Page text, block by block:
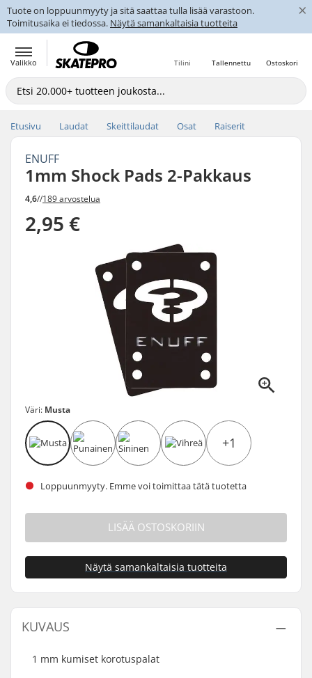
Tuote on loppuunmyyty ja sitä saattaa tulla lisää varastoon.
Toimitusaika ei tiedossa. Näytä samankaltaisia tuotteita
×
Valikko Ostoskori
Tallennettu
Tilini
Etusivu Laudat Skeittilaudat Osat Raiserit
ENUFF
1mm Shock Pads 2-Pakkaus
4,6//189 arvostelua
2,95 €
Väri: Musta
+1
Loppuunmyyty. Emme voi toimittaa tätä tuotetta
LISÄÄ OSTOSKORIIN
Näytä samankaltaisia tuotteita
KUVAUS
1 mm kumiset korotuspalat